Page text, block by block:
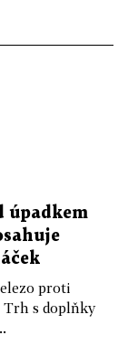
úpadkem
proti
Trh s doplňky